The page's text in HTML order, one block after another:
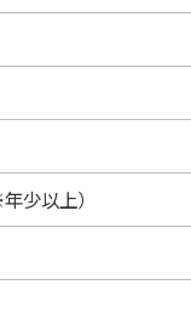
少以上）